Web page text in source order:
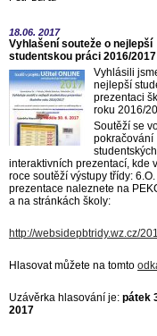
18.06. 2017
Vyhlašení souteže o nejlepší
studentskou práci 2016/2017
Vyhlásili
nejlepší
prezentaci
roku 2016/
Soutěží se
pokračování
studentských
interaktivních prezentací, kde
roce soutěží výstupy třídy: 6.O.
prezentace naleznete na
a na stránkách školy:
http://websidepbtridy.wz.cz/
Hlasovat můžete na tomto
Uzávěrka hlasování je: pátek
2017